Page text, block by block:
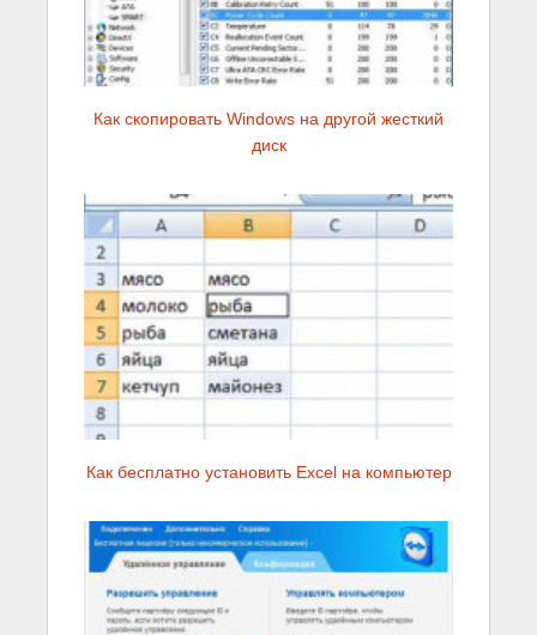
Как скопировать Windows на другой жесткий
диск
Как бесплатно установить Excel на компьютер